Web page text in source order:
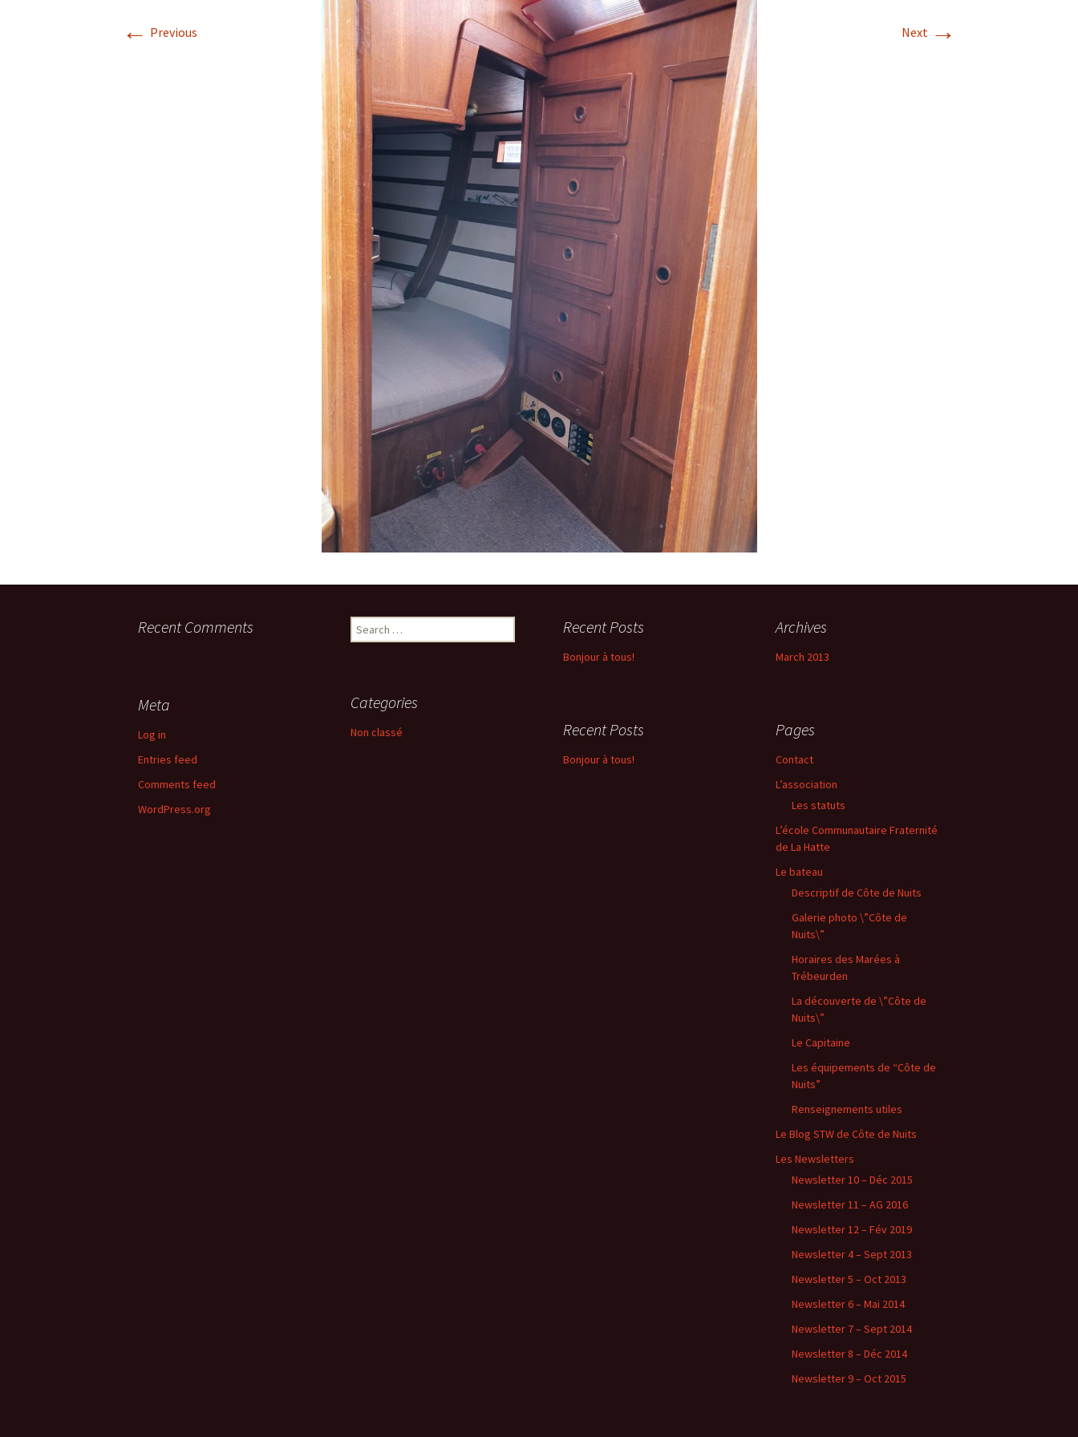
Galerie photo \”Côte de
Newsletter 8 – Déc 2014
Newsletter 9 – Oct 2015
Newsletter 10 – Déc 2015
Newsletter 11 – AG
Newsletter 12 – Fév 2019
← Previous Next →
Recent Comments
Search
for:
Recent Posts
Bonjour à tous!
Archives
March 2013
Categories
Non classé
Meta
Log in
Entries feed
Comments feed
WordPress.org
Recent Posts
Bonjour à tous!
Pages
Contact
L’association
Les statuts
L’école Communautaire Fraternité
de La Hatte
Le bateau
Descriptif de Côte de Nuits
Galerie photo \”Côte de
Nuits\”
Horaires des Marées à
Trébeurden
La découverte de \”Côte de
Nuits\”
Le Capitaine
Les équipements de “Côte de
Nuits”
Renseignements utiles
Le Blog STW de Côte de Nuits
Les Newsletters
Newsletter 10 – Déc 2015
Newsletter 11 – AG 2016
Newsletter 12 – Fév 2019
Newsletter 4 – Sept 2013
Newsletter 5 – Oct 2013
Newsletter 6 – Mai 2014
Newsletter 7 – Sept 2014
Newsletter 8 – Déc 2014
Newsletter 9 – Oct 2015